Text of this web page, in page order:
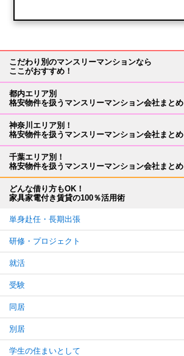
こだわり別のマンスリーマンションなら
ここがおすすめ！
都内エリア別
格安物件を扱うマンスリーマンション会社まとめ
神奈川エリア別！
格安物件を扱うマンスリーマンション会社まとめ
千葉エリア別！
格安物件を扱うマンスリーマンション会社まとめ
どんな借り方もOK！
家具家電付き賃貸の100％活用術
単身赴任・長期出張
研修・プロジェクト
就活
受験
同居
別居
学生の住まいとして